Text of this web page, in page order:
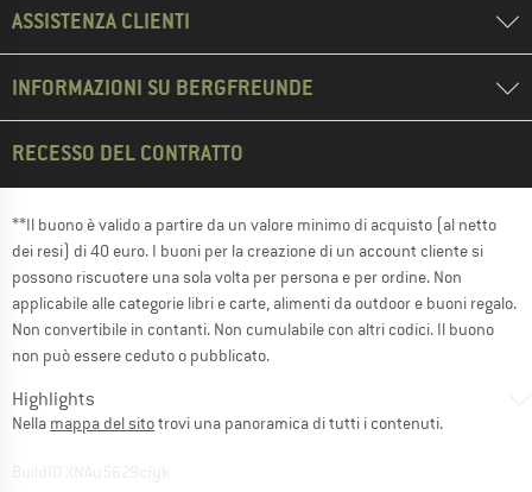
ASSISTENZA CLIENTI
INFORMAZIONI SU BERGFREUNDE
RECESSO DEL CONTRATTO
**Il buono è valido a partire da un valore minimo di acquisto (al netto
dei resi) di 40 euro. I buoni per la creazione di un account cliente si
possono riscuotere una sola volta per persona e per ordine. Non
applicabile alle categorie libri e carte, alimenti da outdoor e buoni regalo.
Non convertibile in contanti. Non cumulabile con altri codici. Il buono
non può essere ceduto o pubblicato.
Highlights
Nella mappa del sitotrovi una panoramica di tutti i contenuti.